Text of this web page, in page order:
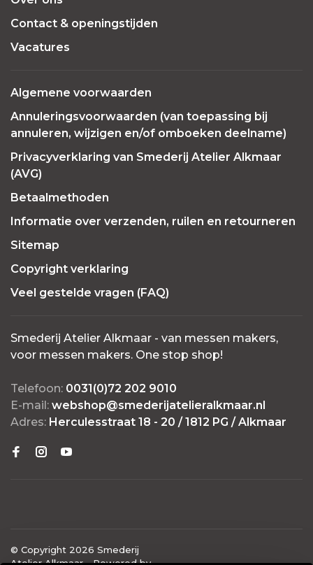
Contact & openingstijden
Vacatures
Algemene voorwaarden
Annuleringsvoorwaarden (van toepassing bij
annuleren, wijzigen en/of omboeken deelname)
Privacyverklaring van Smederij Atelier Alkmaar
(AVG)
Betaalmethoden
Informatie over verzenden, ruilen en retourneren
Sitemap
Copyright verklaring
Veel gestelde vragen (FAQ)
Smederij Atelier Alkmaar - van messen makers,
voor messen makers. One stop shop!
Telefoon: 0031(0)72 202 9010
E-mail: webshop@smederijatelieralkmaar.nl
Adres: Herculesstraat 18 - 20 / 1812 PG / Alkmaar
© Copyright 2026 Smederij